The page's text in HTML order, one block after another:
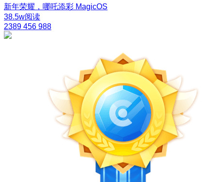
新年荣耀，哪吒添彩 MagicOS
38.5w阅读
2389 456 988